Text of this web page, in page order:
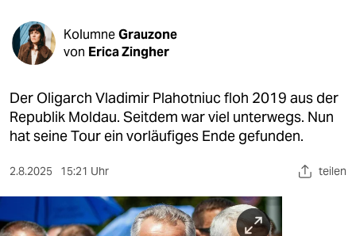
kultur
berlin
verlag
KolumneGrauzone
von Erica Zingher
Der Oli­garch Vladimir Plahotniuc floh 2019 aus der
Republik Moldau. Seitdem war viel unterwegs. Nun
hat seine Tour ein vorläufiges Ende gefunden.
2.8.2025 15:21 Uhr teilen